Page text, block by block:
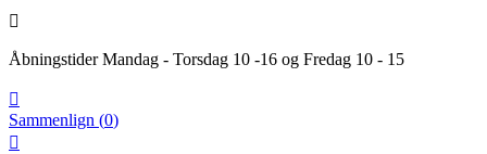

Åbningstider Mandag - Torsdag 10 -16 og Fredag 10 - 15

Sammenlign (0)
